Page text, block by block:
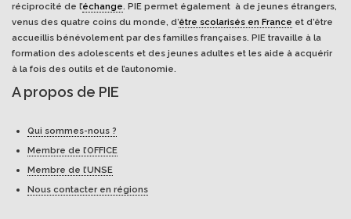
réciprocité de l’échange. PIE permet également à de jeunes étrangers,
venus des quatre coins du monde, d’être scolarisés en France et d’être
accueillis bénévolement par des familles françaises. PIE travaille à la
formation des adolescents et des jeunes adultes et les aide à acquérir
à la fois des outils et de l’autonomie.
A propos de PIE
Qui sommes-nous ?
Membre de l’OFFICE
Membre de l’UNSE
Nous contacter en régions